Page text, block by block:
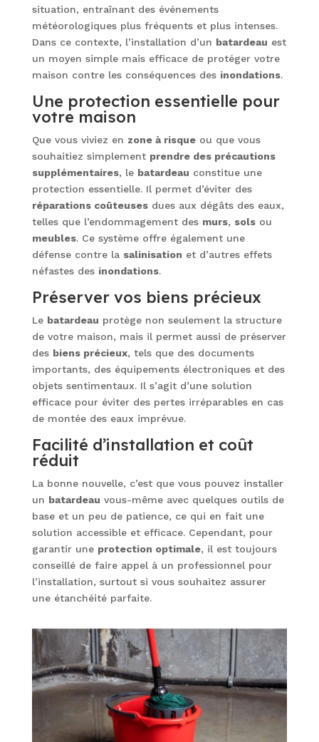
situation, entraînant des événements
météorologiques plus fréquents et plus intenses.
Dans ce contexte, l’installation d’un batardeau est
un moyen simple mais efficace de protéger votre
maison contre les conséquences des inondations.
Une protection essentielle pour
votre maison
Que vous viviez en zone à risqueou que vous
souhaitiez simplement prendre des précautions
supplémentaires, le batardeau constitue une
protection essentielle. Il permet d’éviter des
réparations coûteusesdues aux dégâts des eaux,
telles que l’endommagement des murs, solsou
meubles. Ce système offre également une
défense contre la salinisation et d’autres effets
néfastes des inondations.
Préserver vos biens précieux
Le batardeau protège non seulement la structure
de votre maison, mais il permet aussi de préserver
des biens précieux, tels que des documents
importants, des équipements électroniques et des
objets sentimentaux. Il s’agit d’une solution
efficace pour éviter des pertes irréparables en cas
de montée des eaux imprévue.
Facilité d’installation et coût
réduit
La bonne nouvelle, c’est que vous pouvez installer
un batardeau vous-même avec quelques outils de
base et un peu de patience, ce qui en fait une
solution accessible et efficace. Cependant, pour
garantir une protection optimale, il est toujours
conseillé de faire appel à un professionnel pour
l’installation, surtout si vous souhaitez assurer
une étanchéité parfaite.